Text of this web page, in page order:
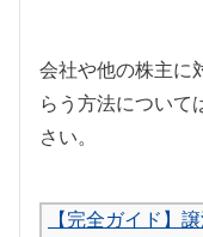
会社や他の株主に
らう方法について
さい。
【完全ガイド】